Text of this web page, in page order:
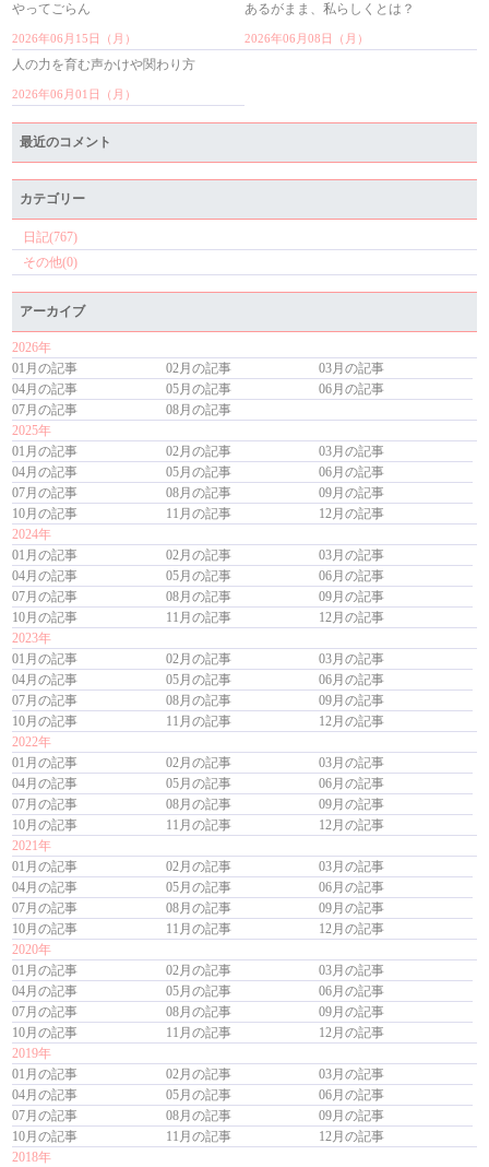
やってごらん
2026年06月15日（月）
あるがまま、私らしくとは？
2026年06月08日（月）
人の力を育む声かけや関わり方
2026年06月01日（月）
最近のコメント
カテゴリー
日記(767)
その他(0)
アーカイブ
2026年
01月の記事
02月の記事
03月の記事
04月の記事
05月の記事
06月の記事
07月の記事
08月の記事
2025年
01月の記事
02月の記事
03月の記事
04月の記事
05月の記事
06月の記事
07月の記事
08月の記事
09月の記事
10月の記事
11月の記事
12月の記事
2024年
01月の記事
02月の記事
03月の記事
04月の記事
05月の記事
06月の記事
07月の記事
08月の記事
09月の記事
10月の記事
11月の記事
12月の記事
2023年
01月の記事
02月の記事
03月の記事
04月の記事
05月の記事
06月の記事
07月の記事
08月の記事
09月の記事
10月の記事
11月の記事
12月の記事
2022年
01月の記事
02月の記事
03月の記事
04月の記事
05月の記事
06月の記事
07月の記事
08月の記事
09月の記事
10月の記事
11月の記事
12月の記事
2021年
01月の記事
02月の記事
03月の記事
04月の記事
05月の記事
06月の記事
07月の記事
08月の記事
09月の記事
10月の記事
11月の記事
12月の記事
2020年
01月の記事
02月の記事
03月の記事
04月の記事
05月の記事
06月の記事
07月の記事
08月の記事
09月の記事
10月の記事
11月の記事
12月の記事
2019年
01月の記事
02月の記事
03月の記事
04月の記事
05月の記事
06月の記事
07月の記事
08月の記事
09月の記事
10月の記事
11月の記事
12月の記事
2018年